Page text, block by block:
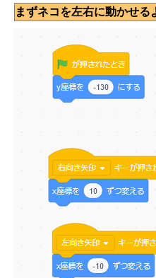
まずネコを左右に動かせる